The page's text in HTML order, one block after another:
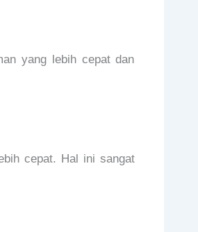
yang lebih cepat dan
cepat. Hal ini sangat